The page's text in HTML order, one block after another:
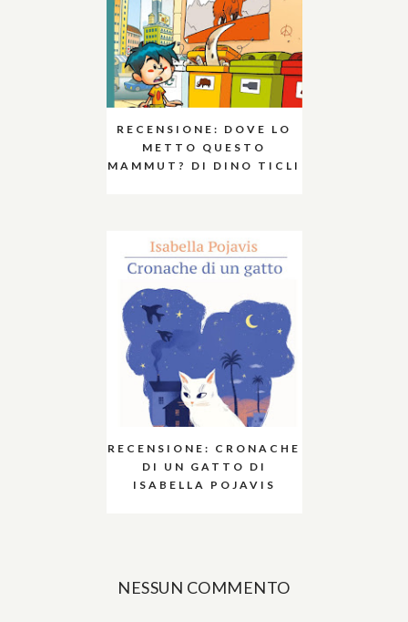
RECENSIONE: DOVE LO
METTO QUESTO
MAMMUT? DI DINO TICLI
RECENSIONE: CRONACHE
DI UN GATTO DI
ISABELLA POJAVIS
NESSUN COMMENTO